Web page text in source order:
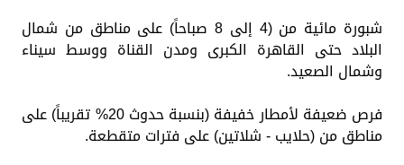
​شبورة مائية من (4 إلى 8 صباحاً) على مناطق من شمال
البلاد حتى القاهرة الكبرى ومدن القناة ووسط سيناء
وشمال الصعيد.
​فرص ضعيفة لأمطار خفيفة (بنسبة حدوث 20% تقريباً) على
مناطق من (حلايب - شلاتين) على فترات متقطعة.